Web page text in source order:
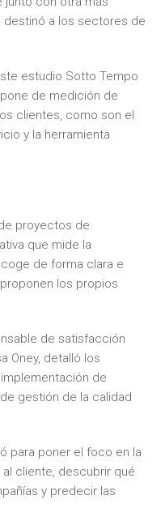
a los sectores de
estudio Sotto Tempo
de medición de
clientes, como son el
y la herramienta
proyectos de
que mide la
de forma clara e
los propios
de satisfacción
Oney, detalló los
de
gestión de la calidad
para poner el foco en la
cliente, descubrir qué
y predecir las